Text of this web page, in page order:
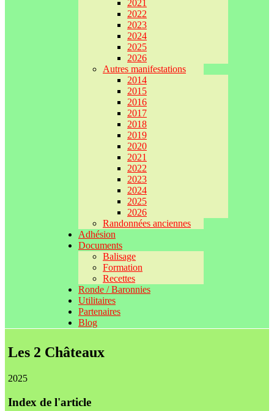
2021
2022
2023
2024
2025
2026
Autres manifestations
2014
2015
2016
2017
2018
2019
2020
2021
2022
2023
2024
2025
2026
Randonnées anciennes
Adhésion
Documents
Balisage
Formation
Recettes
Ronde / Baronnies
Utilitaires
Partenaires
Blog
Les 2 Châteaux
2025
Index de l'article